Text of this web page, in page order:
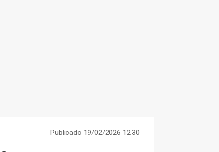
Publicado 19/02/2026 12:30